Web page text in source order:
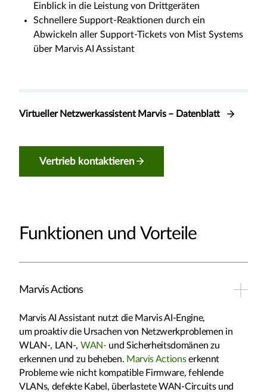
Einblick in die Leistung von Drittgeräten
Schnellere Support-Reaktionen durch ein
Abwickeln aller Support-Tickets von Mist Systems
über Marvis AI Assistant
Virtueller Netzwerkassistent Marvis – Datenblatt
Vertrieb kontaktieren
Funktionen und Vorteile
Marvis Actions
Marvis AI Assistant nutzt die Marvis AI-Engine,
um proaktiv die Ursachen von Netzwerkproblemen in
WLAN-, LAN-, WAN- und Sicherheitsdomänen zu
erkennen und zu beheben. Marvis Actionserkennt
Probleme wie nicht kompatible Firmware, fehlende
VLANs, defekte Kabel, überlastete WAN-Circuits und